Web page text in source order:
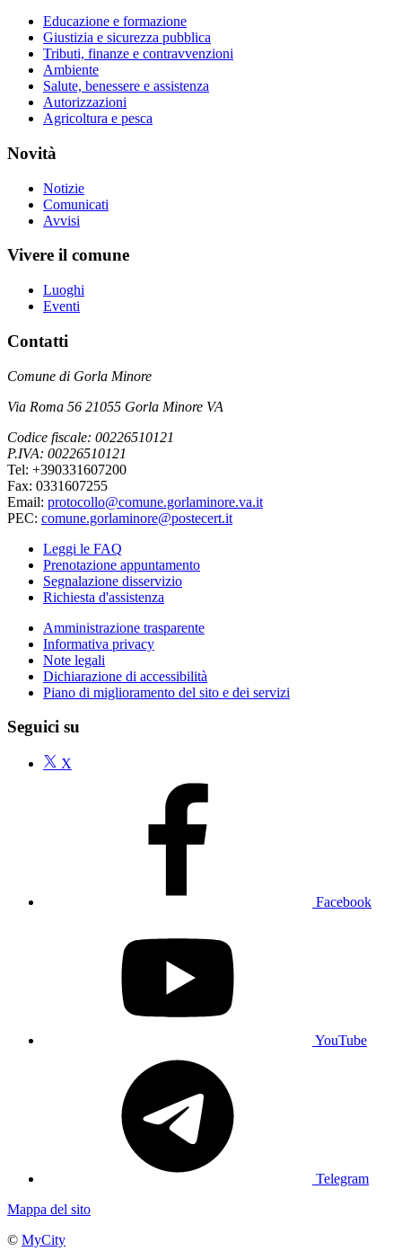
Educazione e formazione
Giustizia e sicurezza pubblica
Tributi, finanze e contravvenzioni
Ambiente
Salute, benessere e assistenza
Autorizzazioni
Agricoltura e pesca
Novità
Notizie
Comunicati
Avvisi
Vivere il comune
Luoghi
Eventi
Contatti
Comune di Gorla Minore
Via Roma 56 21055 Gorla Minore VA
Codice fiscale: 00226510121
P.IVA: 00226510121
Tel: +390331607200
Fax: 0331607255
Email: protocollo@comune.gorlaminore.va.it
PEC: comune.gorlaminore@postecert.it
Leggi le FAQ
Prenotazione appuntamento
Segnalazione disservizio
Richiesta d'assistenza
Amministrazione trasparente
Informativa privacy
Note legali
Dichiarazione di accessibilità
Piano di miglioramento del sito e dei servizi
Seguici su
X
Facebook
YouTube
Telegram
Mappa del sito
© MyCity